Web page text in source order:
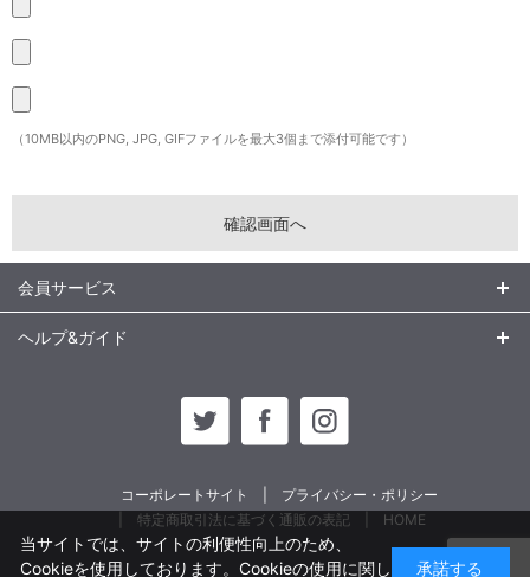
（10MB以内のPNG, JPG, GIFファイルを最大3個まで添付可能です）
会員サービス
ヘルプ&ガイド
コーポレートサイト
プライバシー・ポリシー
特定商取引法に基づく通販の表記
HOME
当サイトでは、サイトの利便性向上のため、
Cookieを使用しております。Cookieの使用に関し
承諾する